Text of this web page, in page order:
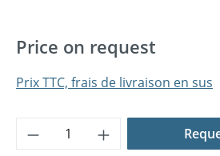
Price on request
Prix TTC, frais de livraison en sus
Quantité de produit :